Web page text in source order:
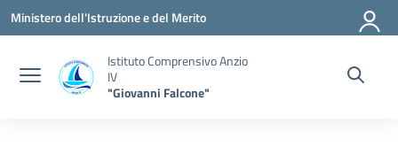
Vai ai contenuti
Vai al menu di navigazione
Vai al footer
Ministero dell'Istruzione e del Merito
Istituto Comprensivo Anzio
IV
"Giovanni Falcone"